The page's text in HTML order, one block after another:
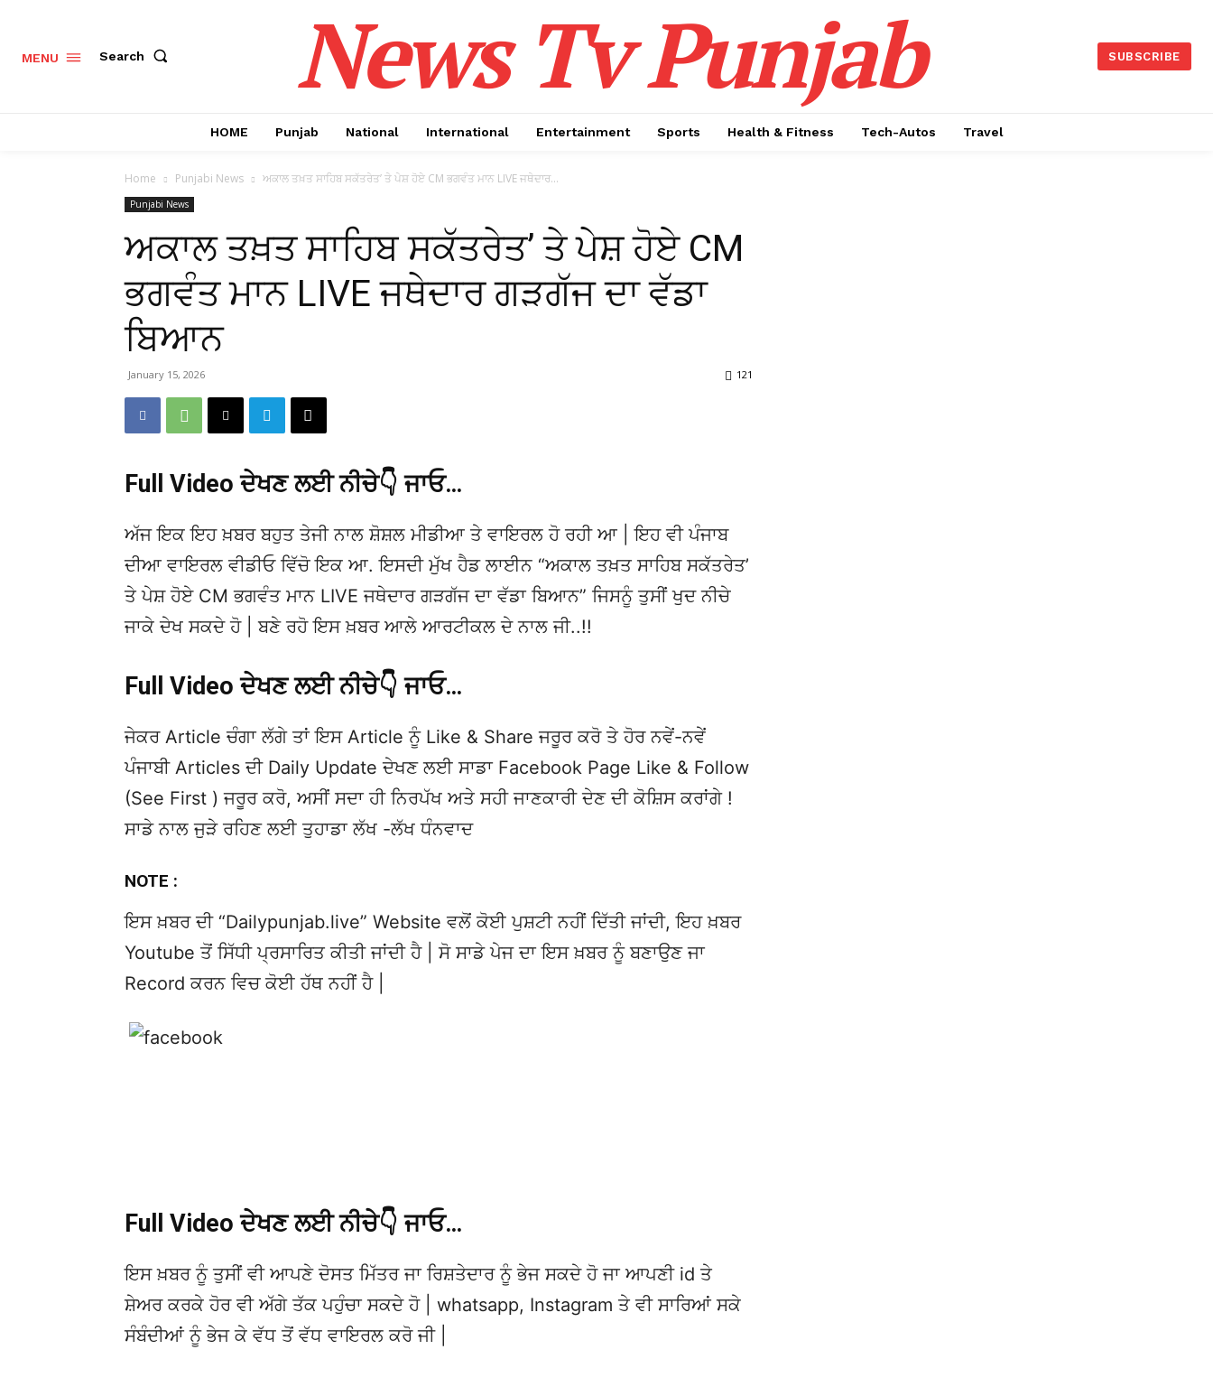
MENU Search News Tv Punjab SUBSCRIBE
HOME Punjab National International Entertainment Sports Health & Fitness Tech-Autos Travel
Home Punjabi News ਅਕਾਲ ਤਖ਼ਤ ਸਾਹਿਬ ਸਕੱਤਰੇਤ’ ਤੇ ਪੇਸ਼ ਹੋਏ CM ਭਗਵੰਤ ਮਾਨ LIVE ਜਥੇਦਾਰ...
Punjabi News
ਅਕਾਲ ਤਖ਼ਤ ਸਾਹਿਬ ਸਕੱਤਰੇਤ’ ਤੇ ਪੇਸ਼ ਹੋਏ CM
ਭਗਵੰਤ ਮਾਨ LIVE ਜਥੇਦਾਰ ਗੜਗੱਜ ਦਾ ਵੱਡਾ
ਬਿਆਨ
January 15, 2026 121
Full Video ਦੇਖਣ ਲਈ ਨੀਚੇ👇 ਜਾਓ…
ਅੱਜ ਇਕ ਇਹ ਖ਼ਬਰ ਬਹੁਤ ਤੇਜੀ ਨਾਲ ਸ਼ੋਸ਼ਲ ਮੀਡੀਆ ਤੇ ਵਾਇਰਲ ਹੋ ਰਹੀ ਆ | ਇਹ ਵੀ ਪੰਜਾਬ
ਦੀਆ ਵਾਇਰਲ ਵੀਡੀਓ ਵਿੱਚੋ ਇਕ ਆ. ਇਸਦੀ ਮੁੱਖ ਹੈਡ ਲਾਈਨ “ਅਕਾਲ ਤਖ਼ਤ ਸਾਹਿਬ ਸਕੱਤਰੇਤ’
ਤੇ ਪੇਸ਼ ਹੋਏ CM ਭਗਵੰਤ ਮਾਨ LIVE ਜਥੇਦਾਰ ਗੜਗੱਜ ਦਾ ਵੱਡਾ ਬਿਆਨ” ਜਿਸਨੂੰ ਤੁਸੀਂ ਖੁਦ ਨੀਚੇ
ਜਾਕੇ ਦੇਖ ਸਕਦੇ ਹੋ | ਬਣੇ ਰਹੋ ਇਸ ਖ਼ਬਰ ਆਲੇ ਆਰਟੀਕਲ ਦੇ ਨਾਲ ਜੀ..!!
Full Video ਦੇਖਣ ਲਈ ਨੀਚੇ👇 ਜਾਓ…
ਜੇਕਰ Article ਚੰਗਾ ਲੱਗੇ ਤਾਂ ਇਸ Article ਨੂੰ Like & Share ਜਰੂਰ ਕਰੋ ਤੇ ਹੋਰ ਨਵੇਂ-ਨਵੇਂ
ਪੰਜਾਬੀ Articles ਦੀ Daily Update ਦੇਖਣ ਲਈ ਸਾਡਾ Facebook Page Like & Follow
(See First ) ਜਰੂਰ ਕਰੋ, ਅਸੀਂ ਸਦਾ ਹੀ ਨਿਰਪੱਖ ਅਤੇ ਸਹੀ ਜਾਣਕਾਰੀ ਦੇਣ ਦੀ ਕੋਸ਼ਿਸ ਕਰਾਂਗੇ !
ਸਾਡੇ ਨਾਲ ਜੁੜੇ ਰਹਿਣ ਲਈ ਤੁਹਾਡਾ ਲੱਖ -ਲੱਖ ਧੰਨਵਾਦ
NOTE :
ਇਸ ਖ਼ਬਰ ਦੀ “Dailypunjab.live” Website ਵਲੋਂ ਕੋਈ ਪੁਸ਼ਟੀ ਨਹੀਂ ਦਿੱਤੀ ਜਾਂਦੀ, ਇਹ ਖ਼ਬਰ
Youtube ਤੋਂ ਸਿੱਧੀ ਪ੍ਰਸਾਰਿਤ ਕੀਤੀ ਜਾਂਦੀ ਹੈ | ਸੋ ਸਾਡੇ ਪੇਜ ਦਾ ਇਸ ਖ਼ਬਰ ਨੂੰ ਬਣਾਉਣ ਜਾ
Record ਕਰਨ ਵਿਚ ਕੋਈ ਹੱਥ ਨਹੀਂ ਹੈ |
Full Video ਦੇਖਣ ਲਈ ਨੀਚੇ👇 ਜਾਓ…
ਇਸ ਖ਼ਬਰ ਨੂੰ ਤੁਸੀਂ ਵੀ ਆਪਣੇ ਦੋਸਤ ਮਿੱਤਰ ਜਾ ਰਿਸ਼ਤੇਦਾਰ ਨੂੰ ਭੇਜ ਸਕਦੇ ਹੋ ਜਾ ਆਪਣੀ id ਤੇ
ਸ਼ੇਅਰ ਕਰਕੇ ਹੋਰ ਵੀ ਅੱਗੇ ਤੱਕ ਪਹੁੰਚਾ ਸਕਦੇ ਹੋ | whatsapp, Instagram ਤੇ ਵੀ ਸਾਰਿਆਂ ਸਕੇ
ਸੰਬੰਦੀਆਂ ਨੂੰ ਭੇਜ ਕੇ ਵੱਧ ਤੋਂ ਵੱਧ ਵਾਇਰਲ ਕਰੋ ਜੀ |